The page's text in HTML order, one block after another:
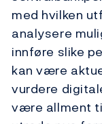
med hvilken
analysere
innføre slike
kan være
vurdere
være allment